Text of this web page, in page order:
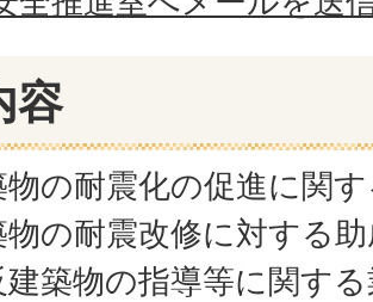
容
物の耐震化の促進に関
物の耐震改修に対する
建築物の指導等に関す